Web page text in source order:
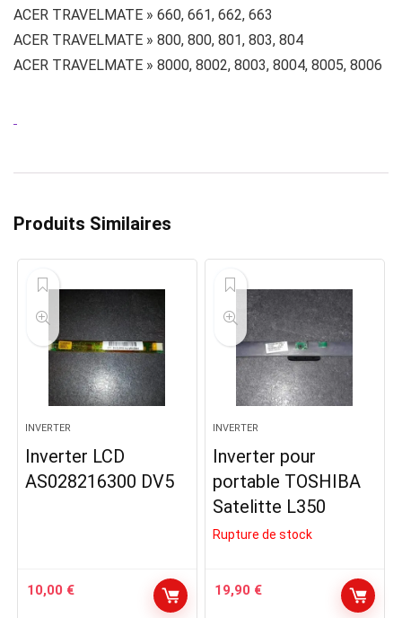
ACER TRAVELMATE » 660, 661, 662, 663
ACER TRAVELMATE » 800, 800, 801, 803, 804
ACER TRAVELMATE » 8000, 8002, 8003, 8004, 8005, 8006
Produits Similaires
INVERTER
Inverter LCD
AS028216300 DV5
10,00 €
INVERTER
Inverter pour
portable TOSHIBA
Satelitte L350
Rupture de stock
19,90 €